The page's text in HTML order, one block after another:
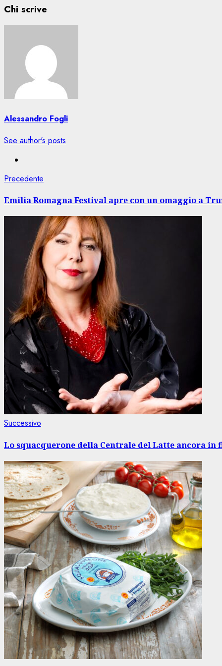
Chi scrive
Alessandro Fogli
See author's posts
Navigazione
articolo
Precedente
Emilia Romagna Festival apre con un omaggio a
Successivo
Lo squacquerone della Centrale del Latte ancora in